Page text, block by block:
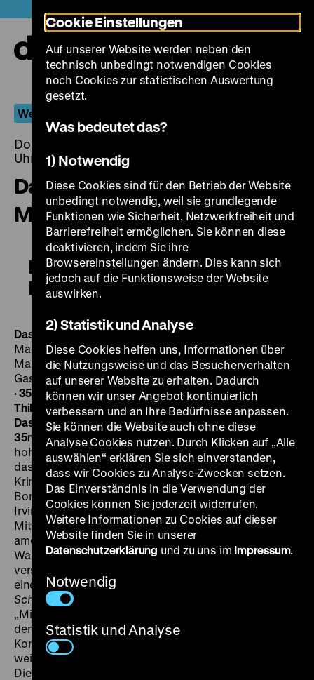
zum
Seiteninhalt
springen
Weimar International
Donnerstag, 13. Dezember 2018, 20.00 - 00.00
Uhr
Das Schiff der verlorenen
Menschen
Das Schiff der verlorenen
Menschen
Das Schiff der verlorenen Menschen
Maurice Tourneur, K: Nicolas Farkas, D: Fritz Kortner,
Marlene Dietrich, Robin Irvine, Wladimir Sokoloff,
Gaston Modot, Boris de Fast, Feodor Chaliapin jr., 109‘
· 35mm, dt. ZT DO 13.12. um 20 Uhr · Am Flügel: Gabriel
Thibaudeau·Einführung: Michael Omasta Vorprogramm
Das Seegespenst D 1925, R: Hans Fischerkoesen, 7‘ ·
35mm Ein Schiff voller zwielichtiger Gestalten auf
hoher See. Der raubeinige Kapitän (Fritz Kortner) führt
das Kommando über Desperados, Schmuggler,
Kriminelle. Nur zwei anständige Menschen sind an
Bord: ein amerikanischer Jüngling auf der Flucht (Robin
Irvine) und der russische Koch (Wladimir Sokoloff).
Mitten auf dem Atlantik fischen sie eine abgestürzte
amerikanische Fliegerin (Marlene Dietrich) aus dem
Wasser, die sich nun vor der gierigen Männermeute
verstecken muss (herausragend Gaston Modot, später
einer der Lieblingsdarsteller von Jean Renoir).
Schiff der verlorenen Menschen
„Millionenfilm“, für den kein Aufwand gescheut wurde,
denn Produzent Max Glass wollte in direkte
Konkurrenz mit amerikanischen Großfilmen treten. Als
weiblichen Star verpflichtete er die junge Marlene
Dietrich, für die Regie den Franzosen Maurice
Cookie Einstellungen
Auf unserer Website werden neben den
technisch unbedingt notwendigen Cookies
noch Cookies zur statistischen Auswertung
gesetzt.
Was bedeutet das?
1) Notwendig
Diese Cookies sind für den Betrieb der Website
unbedingt notwendig, weil sie grundlegende
Funktionen wie Sicherheit, Netzwerkfreiheit und
Barrierefreiheit ermöglichen. Sie können diese
deaktivieren, indem Sie ihre
Browsereinstellungen ändern. Dies kann sich
jedoch auf die Funktionsweise der Website
auswirken.
2) Statistik und Analyse
Diese Cookies helfen uns, Informationen über
die Nutzungsweise und das Besucherverhalten
auf unserer Website zu erhalten. Dadurch
können wir unser Angebot kontinuierlich
verbessern und an Ihre Bedürfnisse anpassen.
Sie können die Website auch ohne diese
Analyse Cookies nutzen. Durch Klicken auf „Alle
auswählen“ erklären Sie sich einverstanden,
dass wir Cookies zu Analyse-Zwecken setzen.
Das Einverständnis in die Verwendung der
Cookies können Sie jederzeit widerrufen.
Weitere Informationen zu Cookies auf dieser
Website finden Sie in unserer
Datenschutzerklärung und zu uns im Impressum.
Notwendig
Statistik und Analyse